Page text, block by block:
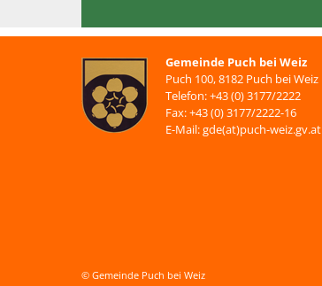
Gemeinde Puch bei Weiz
Puch 100, 8182 Puch bei Weiz
Telefon: +43 (0) 3177/2222
Fax: +43 (0) 3177/2222-16
E-Mail: gde(at)puch-weiz.gv.at
© Gemeinde Puch bei Weiz